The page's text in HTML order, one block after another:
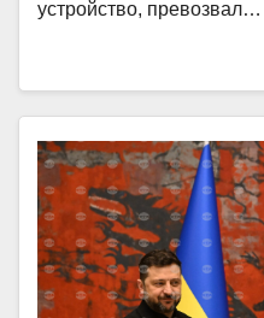
устройство, превозвал…